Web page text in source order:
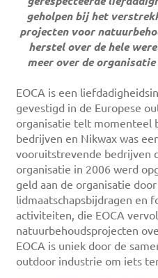
geholpen bij het
projecten voor
herstel over de hele
meer over de
EOCA is een
gevestigd in de Europese
organisatie telt momenteel
bedrijven en Nikwax was
vooruitstrevende bedrijven
organisatie in 2006 werd
geld aan de organisatie
lidmaatschapsbijdragen en
activiteiten, die EOCA
natuurbehoudsprojecten
EOCA is uniek door de
outdoor industrie om iets